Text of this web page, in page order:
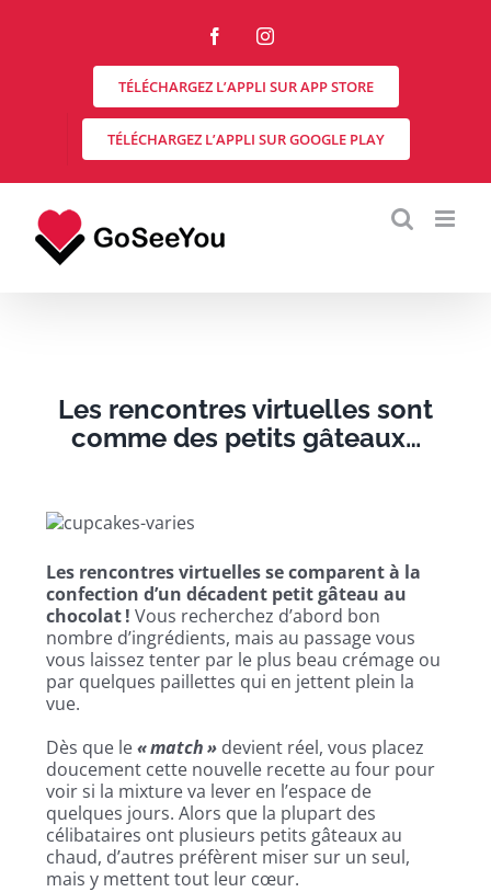
FacebookInstagram
TÉLÉCHARGEZ L’APPLI SUR APP STORE
TÉLÉCHARGEZ L’APPLI SUR GOOGLE PLAY
Les rencontres virtuelles sont
comme des petits gâteaux…
Les rencontres virtuelles se comparent à la
confection d’un décadent petit gâteau au
chocolat ! Vous recherchez d’abord bon
nombre d’ingrédients, mais au passage vous
vous laissez tenter par le plus beau crémage ou
par quelques paillettes qui en jettent plein la
vue.
Dès que le« match »devient réel, vous placez
doucement cette nouvelle recette au four pour
voir si la mixture va lever en l’espace de
quelques jours. Alors que la plupart des
célibataires ont plusieurs petits gâteaux au
chaud, d’autres préfèrent miser sur un seul,
mais y mettent tout leur cœur.